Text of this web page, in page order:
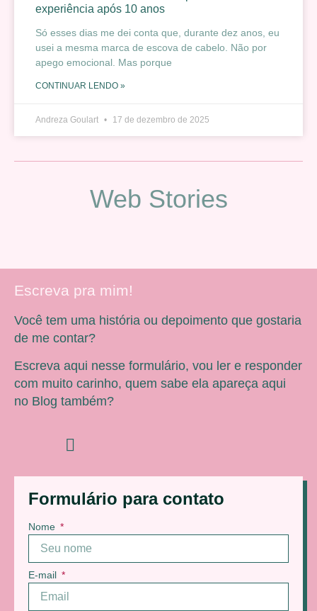
experiência após 10 anos
Só esses dias me dei conta que, durante dez anos, eu
usei a mesma marca de escova de cabelo. Não por
apego emocional. Mas porque
CONTINUAR LENDO »
Andreza Goulart 17 de dezembro de 2025
Web Stories
Formulário para contato
Nome
E-mail
Escreva pra mim!
Você tem uma história ou depoimento que gostaria
de me contar?
Escreva aqui nesse formulário, vou ler e responder
com muito carinho, quem sabe ela apareça aqui
no Blog também?